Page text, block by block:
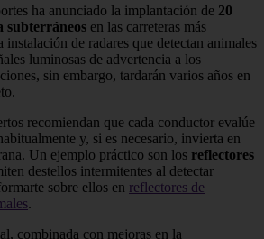
ha anunciado la implantación de 20
subterráneos en las carreteras más
de radares que detectan animales
luminosas de advertencia a los
sin embargo, tardarán varios años en
recomiendan que cada conductor evalúe
y, si es necesario, invierta en
Un ejemplo práctico son los reflectores
destellos intermitentes al detectar
sobre ellos en reflectores de
.
combinada con mejoras en la